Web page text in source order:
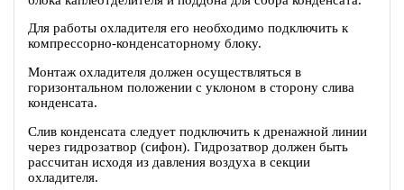
Для работы охладителя его необходимо подключить к
компрессорно-конденсаторному блоку.
Монтаж охладителя должен осуществляться в
горизонтальном положении с уклоном в сторону слива
конденсата.
Слив конденсата следует подключить к дренажной линии
через гидрозатвор (сифон). Гидрозатвор должен быть
рассчитан исходя из давления воздуха в секции
охладителя.